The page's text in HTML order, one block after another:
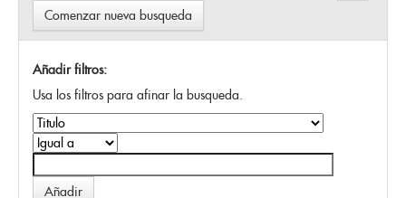
Comenzar nueva busqueda
Añadir filtros:
Usa los filtros para afinar la busqueda.